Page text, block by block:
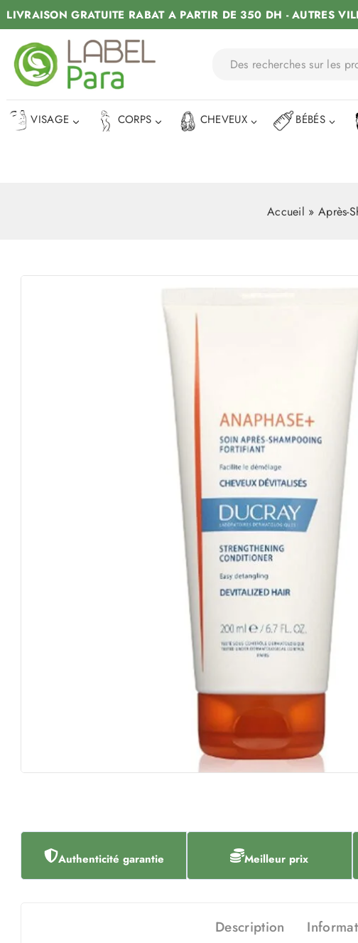
LIVRAISON GRATUITE RABAT A PARTIR DE 350 DH - AUTRES
VISAGE CORPS CHEVEUX BÉBÉS
Accueil » Après-
Authenticité garantie Meilleur prix
Description